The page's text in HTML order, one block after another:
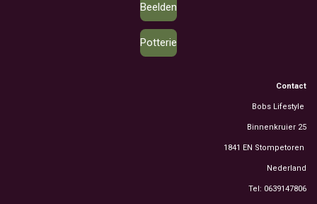
Beelden
Potterie
Contact
Bobs Lifestyle
Binnenkruier 25
1841 EN Stompetoren
Nederland
Tel: 0639147806